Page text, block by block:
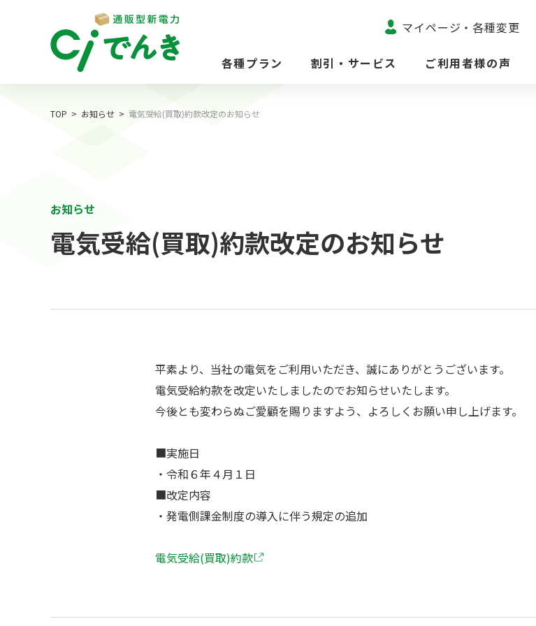
マイページ・各種変更
各種プラン 割引・サービス ご利用者様の声
TOP お知らせ 電気受給(買取)約款改定のお知らせ
お知らせ
電気受給(買取)約款改定のお知らせ
平素より、当社の電気をご利用いただき、誠にありがとうございます。
電気受給約款を改定いたしましたのでお知らせいたします。
今後とも変わらぬご愛顧を賜りますよう、よろしくお願い申し上げます。
■実施日
・令和６年４月１日
■改定内容
・発電側課金制度の導入に伴う規定の追加
電気受給(買取)約款